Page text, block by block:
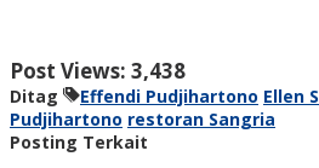
Post Views: 3,438
Ditag Effendi Pudjihartono Ellen
Pudjihartono restoran Sangria
Posting Terkait